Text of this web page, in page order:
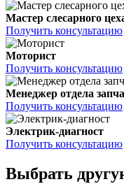
Мастер слесарного
Получить консультацию
Моторист
Получить консультацию
Менеджер отдела
Получить консультацию
Электрик-диагност
Получить консультацию
Выбрать